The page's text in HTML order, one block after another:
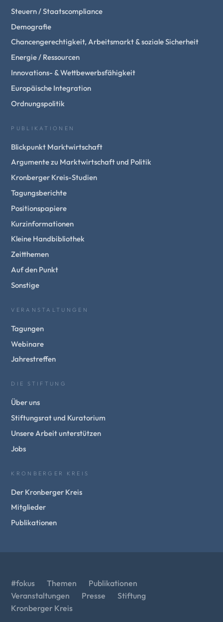
Steuern / Staatscompliance
Demografie
Chancengerechtigkeit, Arbeitsmarkt & soziale Sicherheit
Energie / Ressourcen
Innovations- & Wettbewerbsfähigkeit
Europäische Integration
Ordnungspolitik
PUBLIKATIONEN
Blickpunkt Marktwirtschaft
Argumente zu Marktwirtschaft und Politik
Kronberger Kreis-Studien
Tagungsberichte
Positionspapiere
Kurzinformationen
Kleine Handbibliothek
Zeitthemen
Auf den Punkt
Sonstige
VERANSTALTUNGEN
Tagungen
Webinare
Jahrestreffen
DIE STIFTUNG
Über uns
Stiftungsrat und Kuratorium
Unsere Arbeit unterstützen
Jobs
KRONBERGER KREIS
Der Kronberger Kreis
Mitglieder
Publikationen
#fokus Themen
Publikationen
Veranstaltungen
Presse
Stiftung
Kronberger Kreis